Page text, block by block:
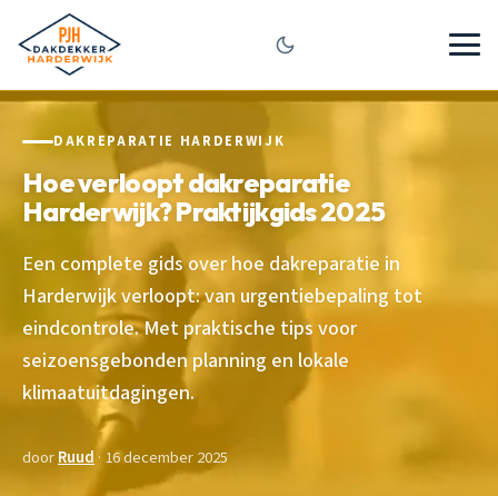
DAKREPARATIE HARDERWIJK
Hoe verloopt dakreparatie
Harderwijk? Praktijkgids 2025
Een complete gids over hoe dakreparatie in
Harderwijk verloopt: van urgentiebepaling tot
eindcontrole. Met praktische tips voor
seizoensgebonden planning en lokale
klimaatuitdagingen.
doorRuud · 16 december 2025